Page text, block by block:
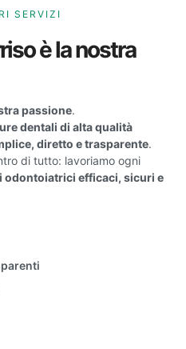
SERVIZI
è la nostra
passione.
dentali di alta qualità
diretto e trasparente.
di tutto: lavoriamo ogni
odontoiatrici efficaci, sicuri e